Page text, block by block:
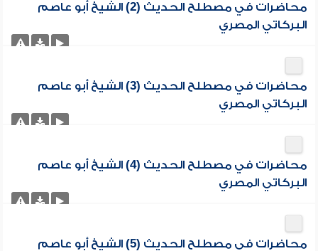
محاضرات في مصطلح الحديث (2) الشيخ أبو عاصم
البركاتي المصري
محاضرات في مصطلح الحديث (3) الشيخ أبو عاصم
البركاتي المصري
محاضرات في مصطلح الحديث (4) الشيخ أبو عاصم
البركاتي المصري
محاضرات في مصطلح الحديث (5) الشيخ أبو عاصم